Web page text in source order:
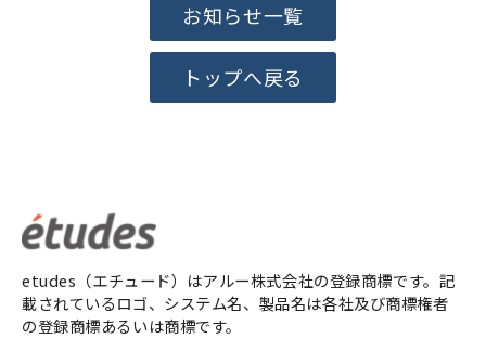
お知らせ一覧
トップへ戻る
etudes（エチュード）はアルー株式会社の登録商標です。記
載されているロゴ、システム名、製品名は各社及び商標権者
の登録商標あるいは商標です。